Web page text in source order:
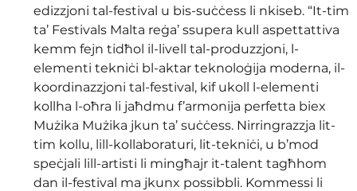
edizzjoni tal-festival u bis-suċċess li nkiseb. “It-tim
ta’ Festivals Malta reġa’ ssupera kull aspettattiva
kemm fejn tidħol il-livell tal-produzzjoni, l-
elementi tekniċi bl-aktar teknoloġija moderna, il-
koordinazzjoni tal-festival, kif ukoll l-elementi
kollha l-oħra li jaħdmu f’armonija perfetta biex
Mużika Mużika jkun ta’ suċċess. Nirringrazzja lit-
tim kollu, lill-kollaboraturi, lit-tekniċi, u b’mod
speċjali lill-artisti li mingħajr it-talent tagħhom
dan il-festival ma jkunx possibbli. Kommessi li